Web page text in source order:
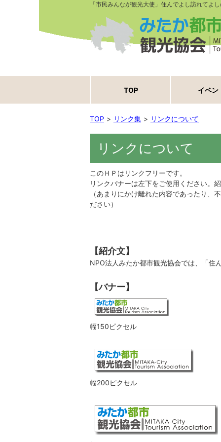
「市民みんなが観光大使」住んでよし訪れてよ
TOP イベン
TOP リンク集 リンクについて
リンクについて
このＨＰはリンクフリーです。
リンクバナーは左下をご使用ください。
（あまりにかけ離れた内容であったり、
ださい）
【紹介文】
NPO法人みたか都市観光協会では、「住
【バナー】
幅150ピクセル
幅200ピクセル